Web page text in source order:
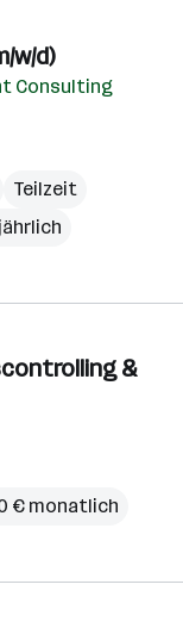
w/d)
Consulting
Teilzeit
&
€ monatlich